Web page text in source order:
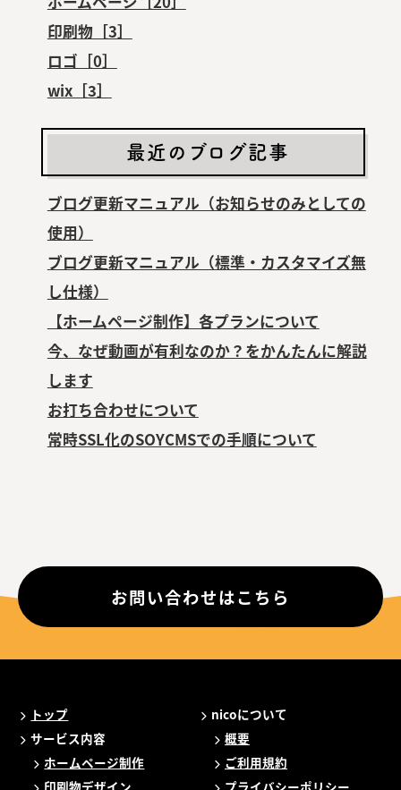
印刷物［3］
ロゴ［0］
wix［3］
最近のブログ記事
ブログ更新マニュアル（お知らせのみとしての
使用）
ブログ更新マニュアル（標準・カスタマイズ無
し仕様）
【ホームページ制作】各プランについて
今、なぜ動画が有利なのか？をかんたんに解説
します
お打ち合わせについて
常時SSL化のSOYCMSでの手順について
お問い合わせはこちら
トップ
サービス内容
ホームページ制作
印刷物デザイン
nicoについて
概要
ご利用規約
プライバシーポリシー